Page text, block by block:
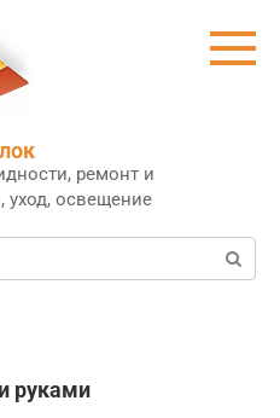
ремонт и
освещение
руками